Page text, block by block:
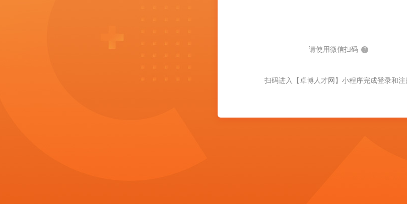
请使用微信扫码 ?
扫码进入【卓博人才网】小程序完成登录和注